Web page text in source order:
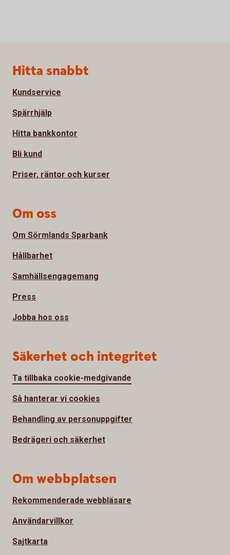
Sidfot
Hitta snabbt
Kundservice
Spärrhjälp
Hitta bankkontor
Bli kund
Priser, räntor och kurser
Om oss
Om Sörmlands Sparbank
Hållbarhet
Samhällsengagemang
Press
Jobba hos oss
Säkerhet och integritet
Ta tillbaka cookie-medgivande
Så hanterar vi cookies
Behandling av personuppgifter
Bedrägeri och säkerhet
Om webbplatsen
Rekommenderade webbläsare
Användarvillkor
Sajtkarta